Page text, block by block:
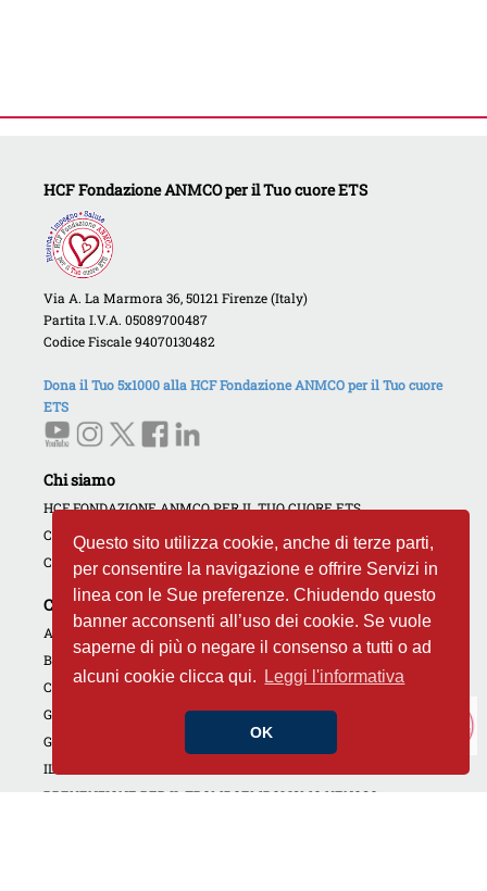
Questo sito utilizza cookie, anche di terze parti,
per consentire la navigazione e offrire Servizi in
linea con le Sue preferenze. Chiudendo questo
banner acconsenti all’uso dei cookie. Se vuole
saperne di più o negare il consenso a tutti o ad
alcuni cookie clicca qui.
Leggi l'informativa
OK
HCF Fondazione ANMCO per il Tuo cuore ETS
Via A. La Marmora 36, 50121 Firenze (Italy)
Partita I.V.A. 05089700487
Codice Fiscale 94070130482
Dona il Tuo 5x1000 alla HCF Fondazione ANMCO per il Tuo cuore
ETS
Chi siamo
HCF FONDAZIONE ANMCO PER IL TUO CUORE ETS
COME AIUTARCI
CONTATTI
Campagne e iniziative
AMBASCIATORI DEL CUORE
BANCA DEL CUORE
CARDIOLOGIE APERTE
GIORNATE DEDICATE
GOLF4HEART
IL CUORE DI TUTTI
PREVENZIONE PER IL TROMBOEMBOLISMO VENOSO